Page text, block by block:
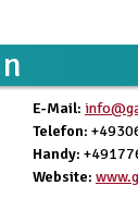
E-Mail:
Telefon:
Handy:
Website: